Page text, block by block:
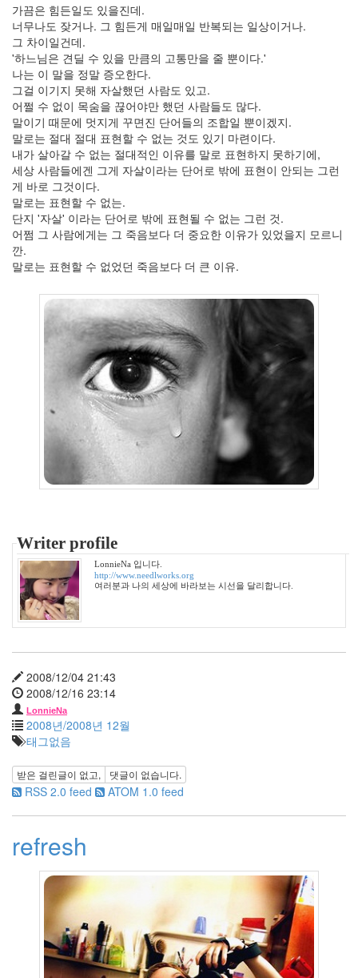
가끔은 힘든일도 있을진데.
너무나도 잦거나. 그 힘든게 매일매일 반복되는 일상이거나.
그 차이일건데.
'하느님은 견딜 수 있을 만큼의 고통만을 줄 뿐이다.'
나는 이 말을 정말 증오한다.
그걸 이기지 못해 자살했던 사람도 있고.
어쩔 수 없이 목숨을 끊어야만 했던 사람들도 많다.
말이기 때문에 멋지게 꾸면진 단어들의 조합일 뿐이겠지.
말로는 절대 절대 표현할 수 없는 것도 있기 마련이다.
내가 살아갈 수 없는 절대적인 이유를 말로 표현하지 못하기에,
세상 사람들에겐 그게 자살이라는 단어로 밖에 표현이 안되는 그런
게 바로 그것이다.
말로는 표현할 수 없는.
단지 '자살' 이라는 단어로 밖에 표현될 수 없는 그런 것.
어쩜 그 사람에게는 그 죽음보다 더 중요한 이유가 있었을지 모르니
깐.
말로는 표현할 수 없었던 죽음보다 더 큰 이유.
Writer profile
LonnieNa 입니다.
http://www.needlworks.org
여러분과 나의 세상에 바라보는 시선을 달리합니다.
2008/12/04 21:43
2008/12/16 23:14
LonnieNa
2008년/2008년 12월
태그없음
받은 걸린글이 없고, 댓글이 없습니다.
RSS 2.0 feed ATOM 1.0 feed
refresh
1
월
4
2009
년
2
월
2
2009
년
3
월
4
2009
년
4
월
2009
2009
년
8
월
3
2009
9
3
2009
년
10
월
1
2009
년
11
4
2009